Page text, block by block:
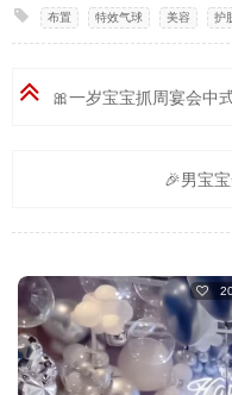
布置 特效气球 美容 护
🎀一岁宝宝抓周宴会中
🎉男宝